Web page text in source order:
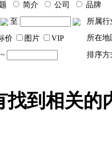
简介 公司
品牌
至
所属行
价 图片 VIP 所在地
~ 排序方
找到相关的